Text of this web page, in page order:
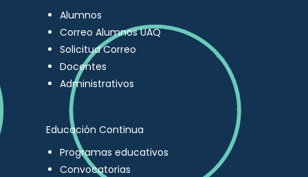
Alumnos
Correo Alumnos UAQ
Solicitud Correo
Docentes
Administrativos
Educación Continua
Programas educativos
Convocatorias